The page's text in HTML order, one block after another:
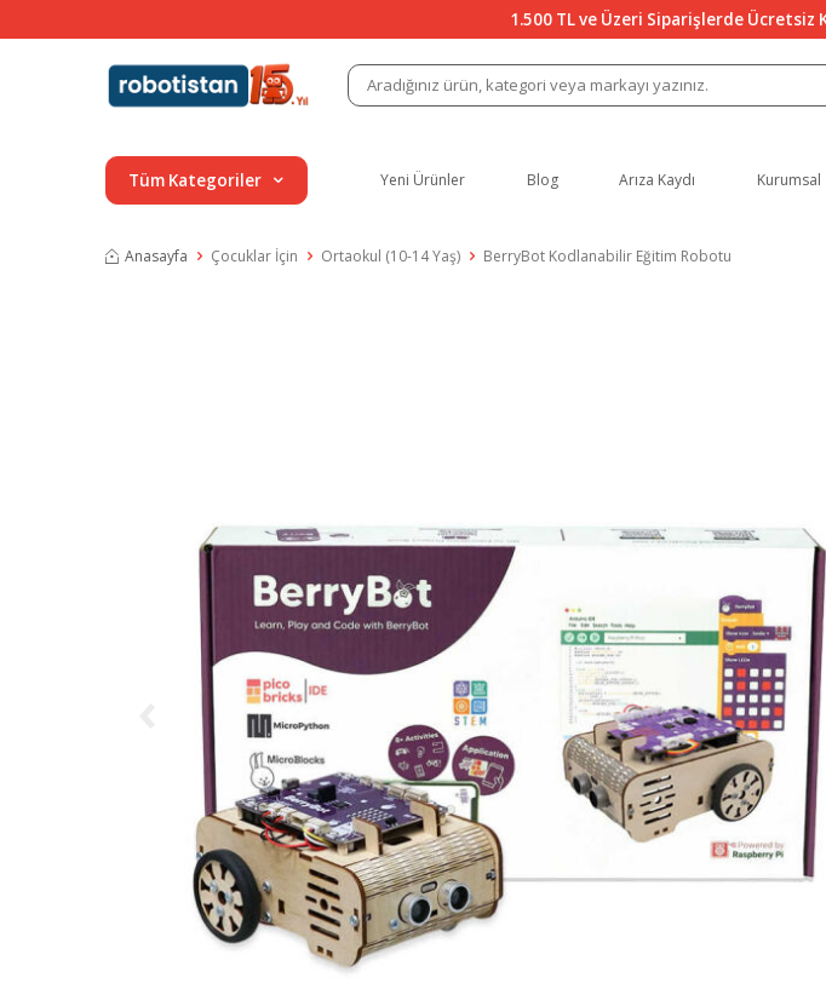
1.500 TL ve Üzeri Siparişlerde Ücretsiz
Tüm Kategoriler Yeni Ürünler Blog Arıza Kaydı Kurumsal
Anasayfa Çocuklar İçin Ortaokul (10-14 Yaş) BerryBot Kodlanabilir Eğitim Robotu